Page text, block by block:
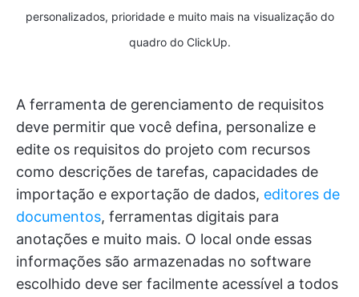
personalizados, prioridade e muito mais na visualização do
quadro do ClickUp.
A ferramenta de gerenciamento de requisitos
deve permitir que você defina, personalize e
edite os requisitos do projeto com recursos
como descrições de tarefas, capacidades de
importação e exportação de dados, editores de
documentos, ferramentas digitais para
anotações e muito mais. O local onde essas
informações são armazenadas no software
escolhido deve ser facilmente acessível a todos